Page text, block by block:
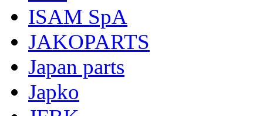
ISAM SpA
JAKOPARTS
Japan parts
Japko